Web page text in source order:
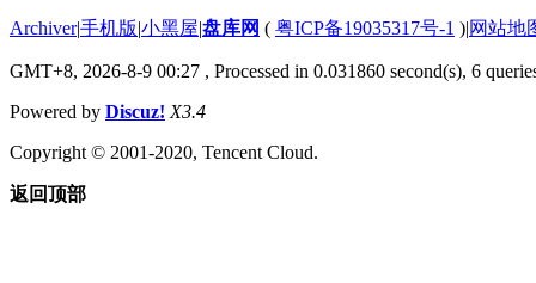
Archiver|手机版|小黑屋|盘库网 ( 粤ICP备19035317号-1 )|网站地
GMT+8, 2026-8-9 00:27 , Processed in 0.031860 second(s), 6
Powered by Discuz! X3.4
Copyright © 2001-2020, Tencent Cloud.
返回顶部